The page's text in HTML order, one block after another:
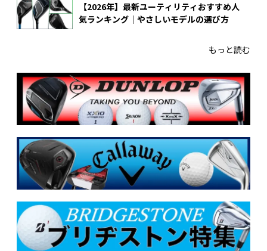
【2026年】最新ユーティリティおすすめ人
気ランキング｜やさしいモデルの選び方
もっと読む